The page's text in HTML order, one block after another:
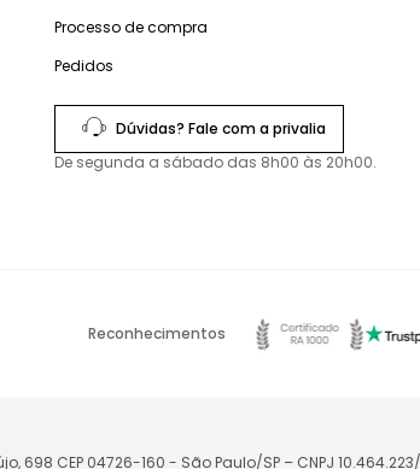
Processo de compra
Pedidos
Dúvidas? Fale com a privalia
De segunda a sábado das 8h00 às 20h00.
Reconhecimentos
698 CEP 04726-160 - São Paulo/SP – CNPJ